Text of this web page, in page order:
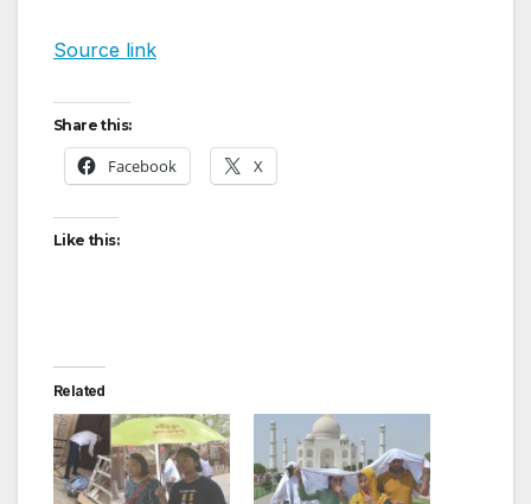
Source link
Share this:
Facebook X
Like this:
Related